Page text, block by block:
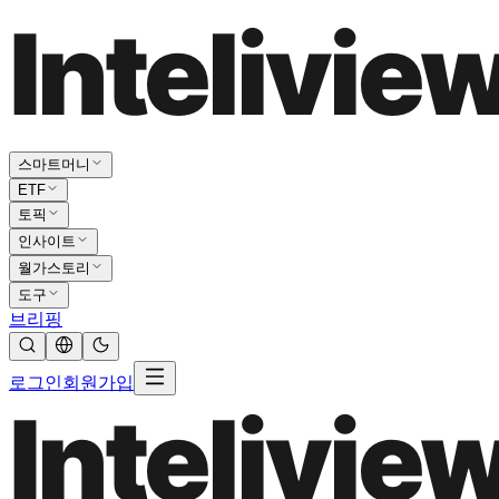
스마트머니
ETF
토픽
인사이트
월가스토리
도구
브리핑
로그인회원가입